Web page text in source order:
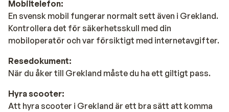
Mobiltelefon:
En svensk mobil fungerar normalt sett även i Grekland.
Kontrollera det för säkerhetsskull med din
mobiloperatör och var försiktigt med internetavgifter.
Resedokument:
När du åker till Grekland måste du ha ett giltigt pass.
Hyra scooter:
Att hyra scooter i Grekland är ett bra sätt att komma